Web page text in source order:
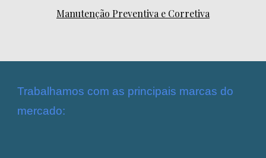
Manutenção Preventiva e Corretiva
Trabalhamos com as principais marcas do
mercado: